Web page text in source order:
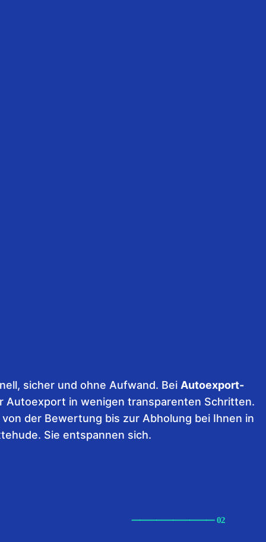
sicher und ohne Aufwand. Bei Autoexport-
in wenigen transparenten Schritten.
der Bewertung bis zur Abholung bei Ihnen in
Sie entspannen sich.
⸺⸺⸺⸺⸺ 02